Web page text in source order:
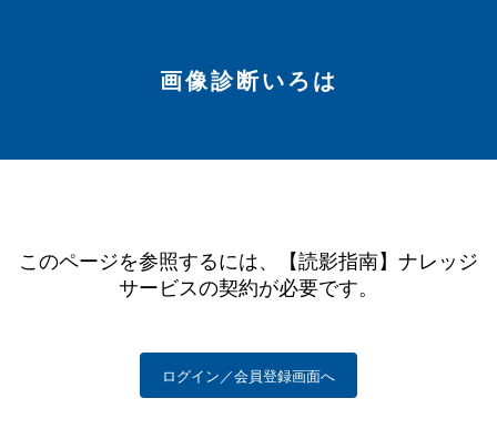
画像診断いろは
このページを参照するには、【読影指南】ナレッジ
サービスの契約が必要です。
ログイン／会員登録画面へ